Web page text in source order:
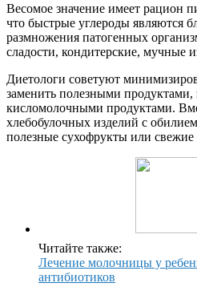
Весомое значение имеет рацион
что быстрые углероды являются
размножения патогенных
сладости, кондитерские, мучные
Диетологи советуют
заменить полезными
кисломолочными продуктами.
хлебобулочных изделий с
полезные сухофрукты или
Читайте также:
Лечение молочницы у
антибиотиков